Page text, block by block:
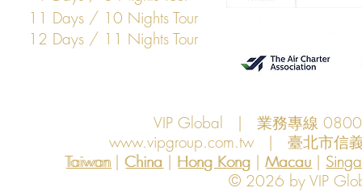
11 Days / 10 Nights Tour
12 Days / 11 Nights Tour
VIP Global | 業務專線
www.vipgroup.com.tw | 臺北市信
Taiwan | China | Hong Kong | Macau |
Hong Kong
China Macau
Taiwan
© 2026 by VIP